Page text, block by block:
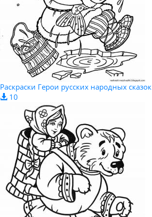
Раскраски Герои русских народных сказок
10